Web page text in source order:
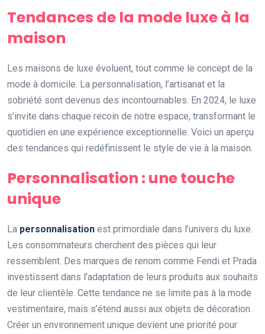
Tendances de la mode luxe à la
maison
Les maisons de luxe évoluent, tout comme le concept de la
mode à domicile. La personnalisation, l’artisanat et la
sobriété sont devenus des incontournables. En 2024, le luxe
s’invite dans chaque recoin de notre espace, transformant le
quotidien en une expérience exceptionnelle. Voici un aperçu
des tendances qui redéfinissent le style de vie à la maison.
Personnalisation : une touche
unique
La personnalisation est primordiale dans l’univers du luxe.
Les consommateurs cherchent des pièces qui leur
ressemblent. Des marques de renom comme Fendi et Prada
investissent dans l’adaptation de leurs produits aux souhaits
de leur clientèle. Cette tendance ne se limite pas à la mode
vestimentaire, mais s’étend aussi aux objets de décoration.
Créer un environnement unique devient une priorité pour